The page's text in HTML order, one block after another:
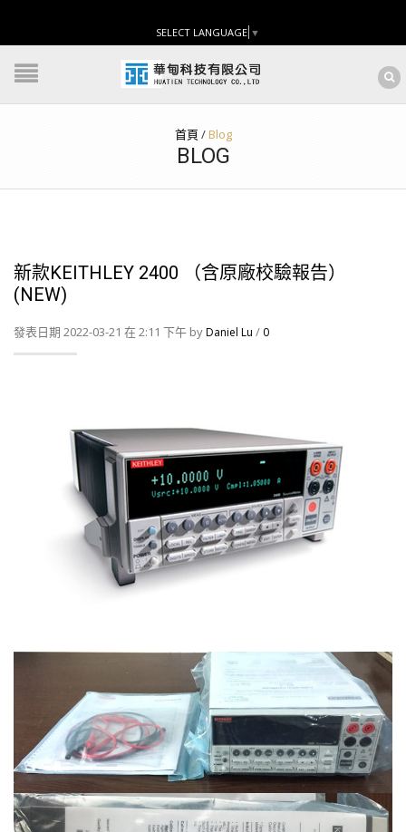
SELECT LANGUAGE ▼
首頁 /Blog
BLOG
新款KEITHLEY 2400 （含原廠校驗報告）
(NEW)
發表日期 2022-03-21 在 2:11 下午 byDaniel Lu / 0